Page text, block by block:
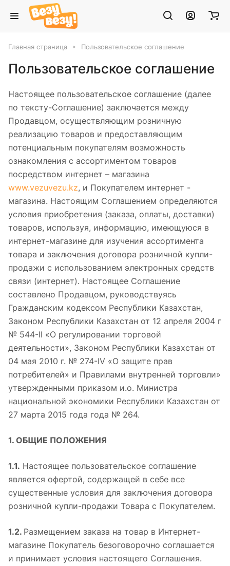
Главная страница Пользовательское соглашение
Пользовательское соглашение
Настоящее пользовательское соглашение (далее
по тексту-Соглашение) заключается между
Продавцом, осуществляющим розничную
реализацию товаров и предоставляющим
потенциальным покупателям возможность
ознакомления с ассортиментом товаров
посредством интернет – магазина
www.vezuvezu.kz, и Покупателем интернет -
магазина. Настоящим Соглашением определяются
условия приобретения (заказа, оплаты, доставки)
товаров, используя, информацию, имеющуюся в
интернет-магазине для изучения ассортимента
товара и заключения договора розничной купли-
продажи с использованием электронных средств
связи (интернет). Настоящее Соглашение
составлено Продавцом, руководствуясь
Гражданским кодексом Республики Казахстан,
Законом Республики Казахстан от 12 апреля 2004 г
№ 544-II «О регулировании торговой
деятельности», Законом Республики Казахстан от
04 мая 2010 г. № 274-IV «О защите прав
потребителей» и Правилами внутренней торговли»
утвержденными приказом и.о. Министра
национальной экономики Республики Казахстан от
27 марта 2015 года года № 264.
1. ОБЩИЕ ПОЛОЖЕНИЯ
1.1. Настоящее пользовательское соглашение
является офертой, содержащей в себе все
существенные условия для заключения договора
розничной купли-продажи Товара с Покупателем.
1.2. Размещением заказа на товар в Интернет-
магазине Покупатель безоговорочно соглашается
и принимает условия настоящего Соглашения.